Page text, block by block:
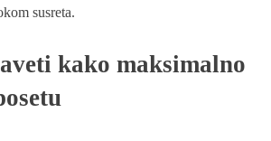
susreta.
kako maksimalno